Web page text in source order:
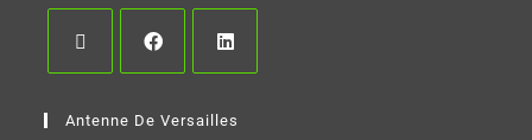
Antenne De Versailles